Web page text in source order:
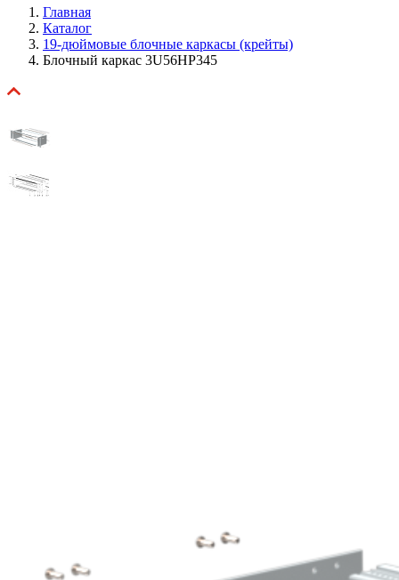
Главная
Каталог
19-дюймовые блочные каркасы (крейты)
Блочный каркас 3U56HP345